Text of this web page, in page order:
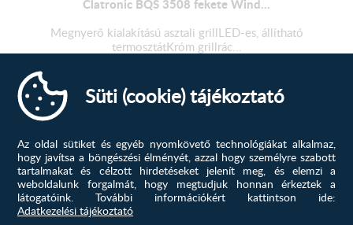
Clatronic BQS 3508 fekete Wind...
Megnyerő kialakítású asztali grillLED-es, állítható
termosztátKróm grillrác...
19 580 Ft
23 625Ft
A konyha már rég nem csupán a
Süti (cookie) tájékoztató
Az oldal sütiket és egyéb nyomkövető technológiákat alkalmaz,
hogy javítsa a böngészési élményét, azzal hogy személyre szabott
tartalmakat és célzott hirdetéseket jelenít meg, és elemzi a
weboldalunk forgalmát, hogy megtudjuk honnan érkeztek a
látogatóink.
További információkért kattintson ide:
Adatkezelési tájékoztató